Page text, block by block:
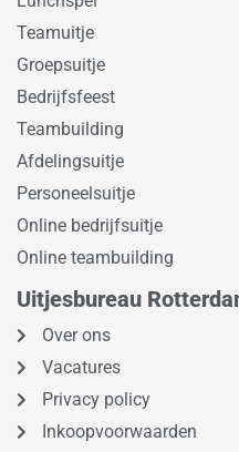
Teamuitje
Groepsuitje
Bedrijfsfeest
Teambuilding
Afdelingsuitje
Personeelsuitje
Online bedrijfsuitje
Online teambuilding
Uitjesbureau
Over ons
Vacatures
Privacy policy
Inkoopvoorwaarden